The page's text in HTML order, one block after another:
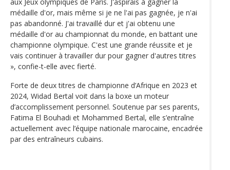
médaille d'or, mais même si je ne l'ai pas gagnée, je n'ai
pas abandonné. J'ai travaillé dur et j'ai obtenu une
médaille d'or au championnat du monde, en battant une
championne olympique. C'est une grande réussite et je
vais continuer à travailler dur pour gagner d'autres titres
», confie-t-elle avec fierté.
Forte de deux titres de championne d’Afrique en 2023 et
2024, Widad Bertal voit dans la boxe un moteur
d’accomplissement personnel. Soutenue par ses parents,
Fatima El Bouhadi et Mohammed Bertal, elle s’entraîne
actuellement avec l’équipe nationale marocaine, encadrée
par des entraîneurs cubains.